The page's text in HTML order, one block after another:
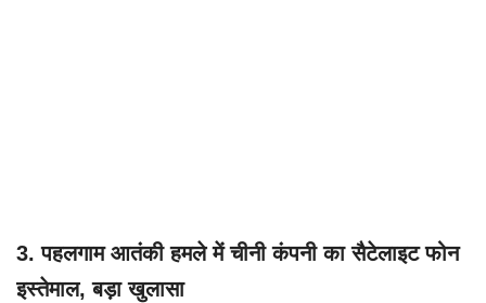
3. पहलगाम आतंकी हमले में चीनी कंपनी का सैटेलाइट फोन
इस्तेमाल, बड़ा खुलासा